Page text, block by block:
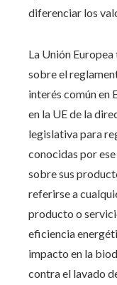
diferenciar los
La Unión
sobre el
interés común en
en la UE de la
legislativa para
conocidas por
sobre sus
referirse a
producto o
eficiencia
impacto en la
contra el lavado